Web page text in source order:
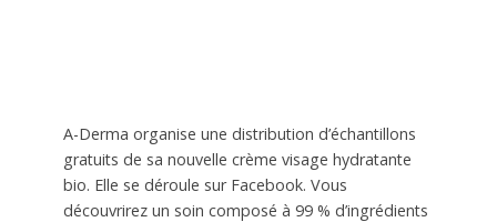
A-Derma organise une distribution d’échantillons
gratuits de sa nouvelle crème visage hydratante
bio. Elle se déroule sur Facebook. Vous
découvrirez un soin composé à 99 % d’ingrédients